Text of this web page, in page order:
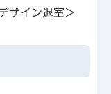
ザイン退室＞